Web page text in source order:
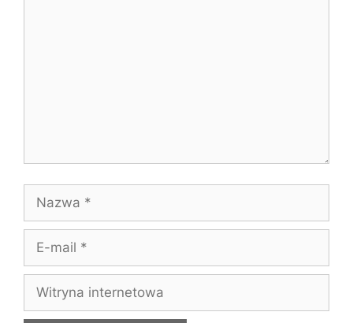
mail
internetowa